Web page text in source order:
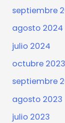
septiembre
agosto 2024
julio 2024
octubre 2023
septiembre
agosto 2023
julio 2023